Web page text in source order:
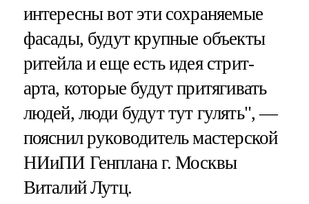
интересны вот эти сохраняемые
фасады, будут крупные объекты
ритейла и еще есть идея стрит-
арта, которые будут притягивать
людей, люди будут тут гулять", —
пояснил руководитель мастерской
НИиПИ Генплана г. Москвы
Виталий Лутц.